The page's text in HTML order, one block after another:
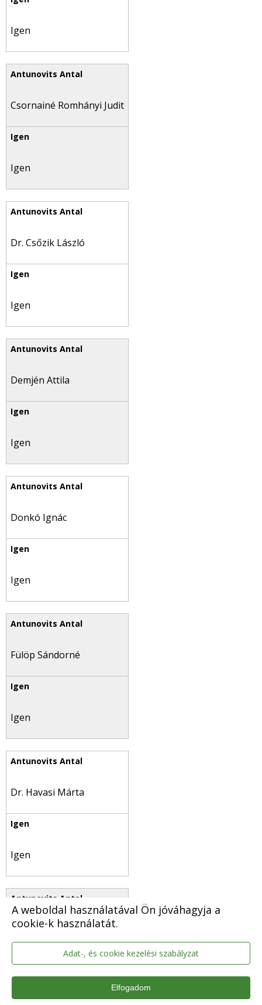
A weboldal használatával Ön jóváhagyja a
cookie-k használatát.
Adat-, és cookie kezelési szabályzat
Elfogadom
Igen
Csornainé Romhányi Judit
Igen
Dr. Csőzik László
Igen
Demjén Attila
Igen
Donkó Ignác
Igen
Fülöp Sándorné
Igen
Dr. Havasi Márta
Igen
Kéri Mihály